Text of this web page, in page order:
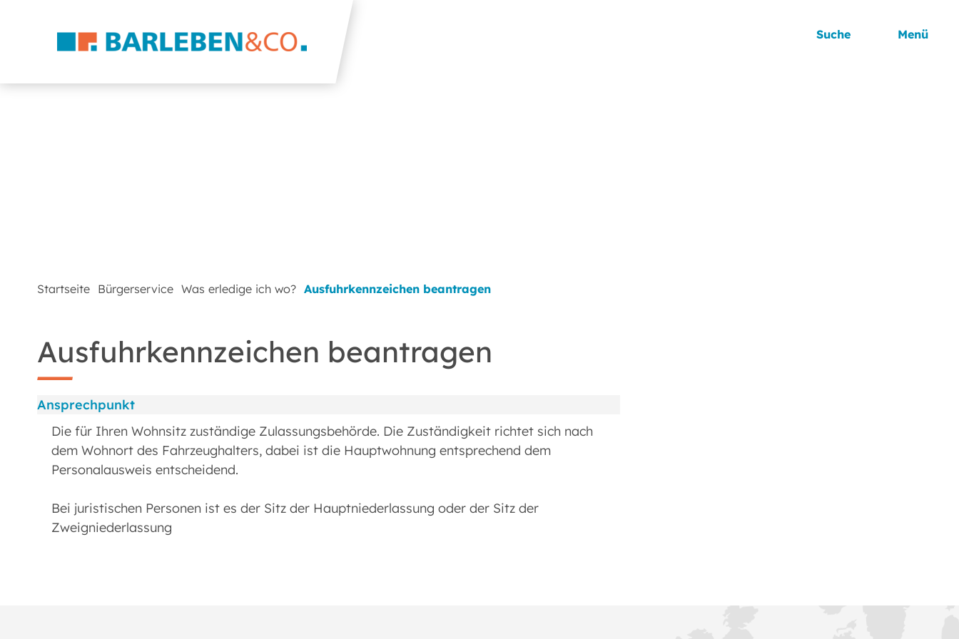
Suche Menü
Startseite Bürgerservice Was erledige ich wo? Ausfuhrkennzeichen beantragen
Ausfuhrkennzeichen beantragen
Ansprechpunkt
Die für Ihren Wohnsitz zuständige Zulassungsbehörde. Die Zuständigkeit richtet sich nach
dem Wohnort des Fahrzeughalters, dabei ist die Hauptwohnung entsprechend dem
Personalausweis entscheidend.
Bei juristischen Personen ist es der Sitz der Hauptniederlassung oder der Sitz der
Zweigniederlassung